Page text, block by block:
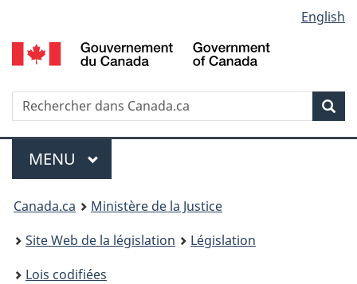
au
contenu
propos
de
la
HTML
simplifiée
selection
English
Recherche
Menu
MENU PRINCIPAL
You
are
here:
Canada.ca
Ministère de la Justice
Site Web de la législation
Législation
Lois codifiées